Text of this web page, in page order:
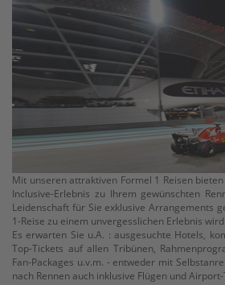
Mit unseren attraktiven Formel 1 Reisen
Inclusive-Erlebnis zu Ihrem gewünschten
Leidenschaft für Sie exklusive Arrangements
1-Reise zu einem unvergesslichen Erlebnis wird
Es erwarten Sie u.A. : ausgesuchte Hotels,
Top-Tickets auf allen Tribünen,
Fan-Packages u.v.m. - entweder mit
nach Rennen auch inklusive Flügen und